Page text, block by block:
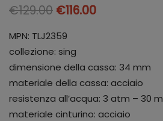
€129.00 €116.00
MPN: TLJ2359
collezione: sing
dimensione della cassa: 34 mm
materiale della cassa: acciaio
resistenza all’acqua: 3 atm – 30
materiale cinturino: acciaio